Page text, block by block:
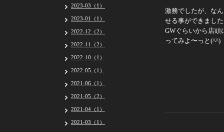
激務でしたが、な
せる事ができまし
GWぐらいから店頭
ってみよ〜っと(^^)
2023-03（1）
2023-01（1）
2022-12（2）
2022-11（2）
2022-10（1）
2022-05（1）
2021-06（1）
2021-05（2）
2021-04（1）
2021-03（1）